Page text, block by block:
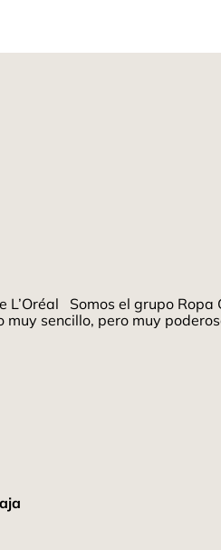
Somos el grupo
sencillo, pero muy